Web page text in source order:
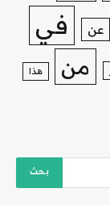
عن في
من هذا